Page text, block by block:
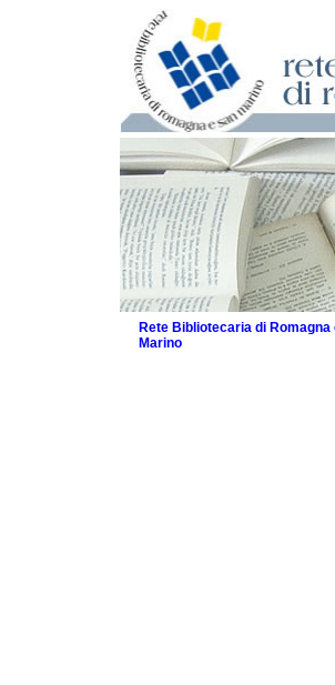
Rete Bibliotecaria di Romagna
Marino